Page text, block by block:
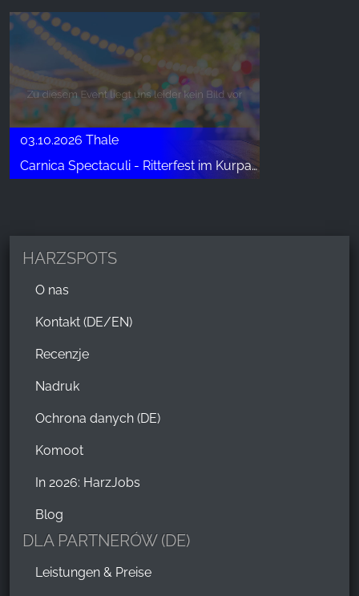
03.10.2026 Thale
Carnica Spectaculi - Ritterfest im Kurpark Thale
HARZSPOTS
O nas
Kontakt (DE/EN)
Recenzje
Nadruk
Ochrona danych (DE)
Komoot
In 2026: HarzJobs
Blog
DLA PARTNERÓW (DE)
Leistungen & Preise